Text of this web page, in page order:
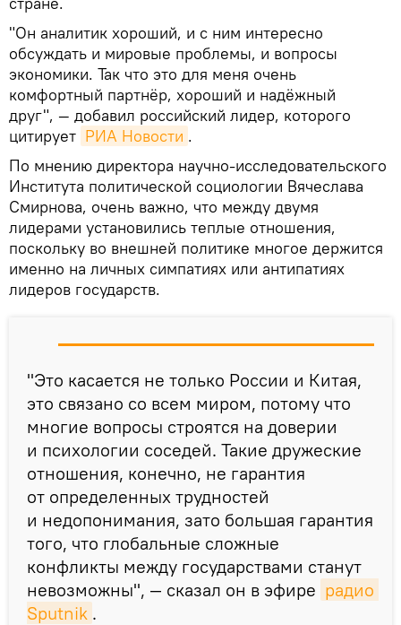
"Он аналитик хороший, и с ним интересно
обсуждать и мировые проблемы, и вопросы
экономики. Так что это для меня очень
комфортный партнёр, хороший и надёжный
друг", — добавил российский лидер, которого
цитирует РИА Новости .
По мнению директора научно-исследовательского
Института политической социологии Вячеслава
Смирнова, очень важно, что между двумя
лидерами установились теплые отношения,
поскольку во внешней политике многое держится
именно на личных симпатиях или антипатиях
лидеров государств.
"Это касается не только России и Китая,
это связано со всем миром, потому что
многие вопросы строятся на доверии
и психологии соседей. Такие дружеские
отношения, конечно, не гарантия
от определенных трудностей
и недопонимания, зато большая гарантия
того, что глобальные сложные
конфликты между государствами станут
невозможны", — сказал он в эфире радио
Sputnik .